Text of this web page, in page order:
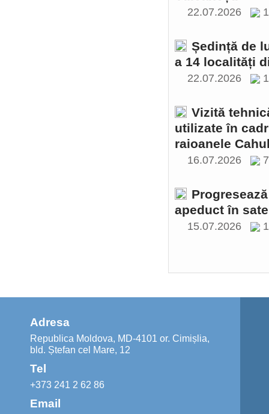
22.07.2026
Ședință de
a 14 localități
22.07.2026
Vizită
utilizate în
raioanele
16.07.2026
apeduct în
15.07.2026
Adresa
Republica Moldova, MD-4101 or. Cimișlia,
bld. Ștefan cel Mare, 12
Tel
+373 241 2 62 86
Email